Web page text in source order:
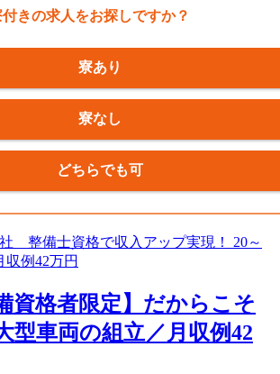
きの求人をお探しですか？
寮あり
寮なし
どちらでも可
資格者限定】だからこそ
型車両の組立／月収例42